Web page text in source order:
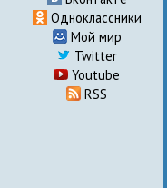
Одноклассники
Мой мир
Twitter
Youtube
RSS